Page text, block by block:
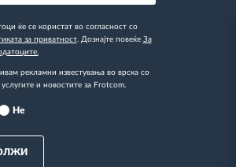
ќе се користат во согласност со
за приватност. Дознајте повеќе За
рекламни известувања во врска со
и новостите за Frotcom.
Не